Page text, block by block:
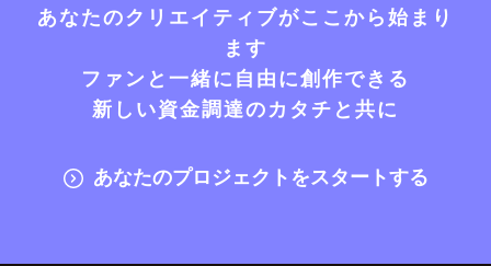
あなたのクリエイティブがここから始まり
ます
ファンと一緒に自由に創作できる
新しい資金調達のカタチと共に
あなたのプロジェクトをスタートする